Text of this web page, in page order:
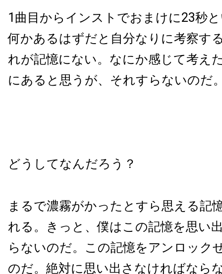
1曲目からインストでおまけに23秒
何かあるはずだと自分なりに考察す
れが記憶にない。なにか感じて考え
にあると思うが、それすらないのだ
どうしてなんだろう？
まるで濃霧がかったとすら思える記
れる。きっと、僕はこの記憶を思い
らないのだ。この記憶をアンロック
のだ。絶対に思い出さなければなら